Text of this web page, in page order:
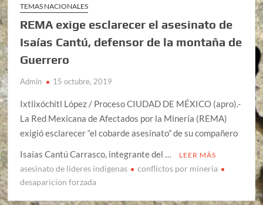
TEMAS NACIONALES
REMA exige esclarecer el asesinato de
Isaías Cantú, defensor de la montaña de
Guerrero
Admin 15 octubre, 2019
Ixtlixóchitl López / Proceso CIUDAD DE MÉXICO (apro).-
La Red Mexicana de Afectados por la Minería (REMA)
exigió esclarecer “el cobarde asesinato” de su compañero
Isaías Cantú Carrasco, integrante del …
LEER MÁS
asesinato de lideres indigenas
conflictos por mineria
desaparicion forzada